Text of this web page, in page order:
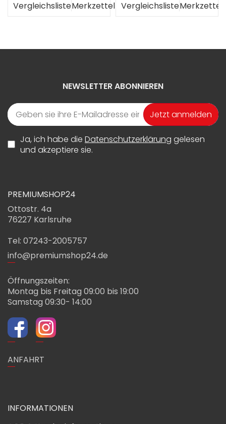
VergleichslisteMerkzettel VergleichslisteMerkzettel
NEWSLETTER ABONNIEREN
Jetzt anmelden
Ja, ich habe die Datenschutzerklärung gelesen
und akzeptiere sie.
PREMIUMSHOP24
Ottostr. 4a
76227 Karlsruhe
Tel: 07243-2005757
info@premiumshop24.de
Öffnungszeiten:
Montag bis Freitag 09:00 bis 19:00
Samstag 09:30- 14:00
ANFAHRT
INFORMATIONEN